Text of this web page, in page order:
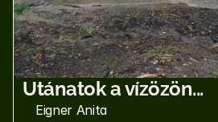
Utánatok a vízözön...
Eigner Anita